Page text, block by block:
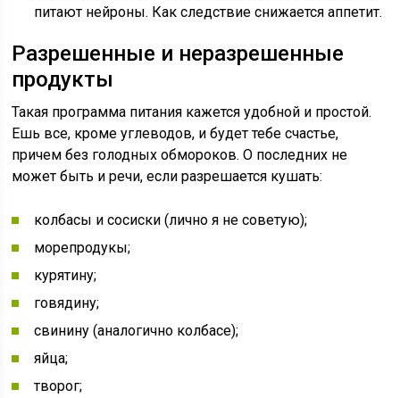
питают нейроны. Как следствие снижается аппетит.
Разрешенные и неразрешенные
продукты
Такая программа питания кажется удобной и простой.
Ешь все, кроме углеводов, и будет тебе счастье,
причем без голодных обмороков. О последних не
может быть и речи, если разрешается кушать:
колбасы и сосиски (лично я не советую);
морепродукы;
курятину;
говядину;
свинину (аналогично колбасе);
яйца;
творог;